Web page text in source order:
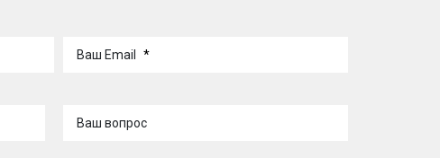
Ваш Email *
Ваш вопрос